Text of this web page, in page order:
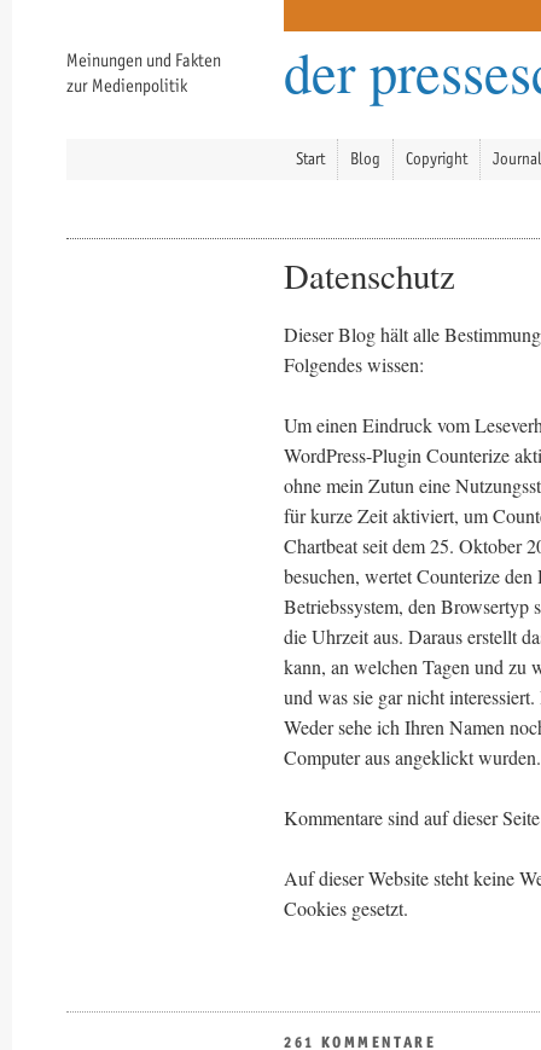
Meinungen und Fakten
zur Medienpolitik
der
Start Blog Copyright
Datenschutz
Dieser Blog hält alle
Folgendes wissen:
Um einen Eindruck vom
WordPress-Plugin Counterize
ohne mein Zutun eine
für kurze Zeit aktiviert, um
Chartbeat seit dem 25. Oktober
besuchen, wertet Counterize
Betriebssystem, den Browsertyp
die Uhrzeit aus. Daraus erstellt
kann, an welchen Tagen und zu
und was sie gar nicht
Weder sehe ich Ihren Namen
Computer aus angeklickt wurden.
Kommentare sind auf dieser
Auf dieser Website steht keine
Cookies gesetzt.
261 KOMMENTARE